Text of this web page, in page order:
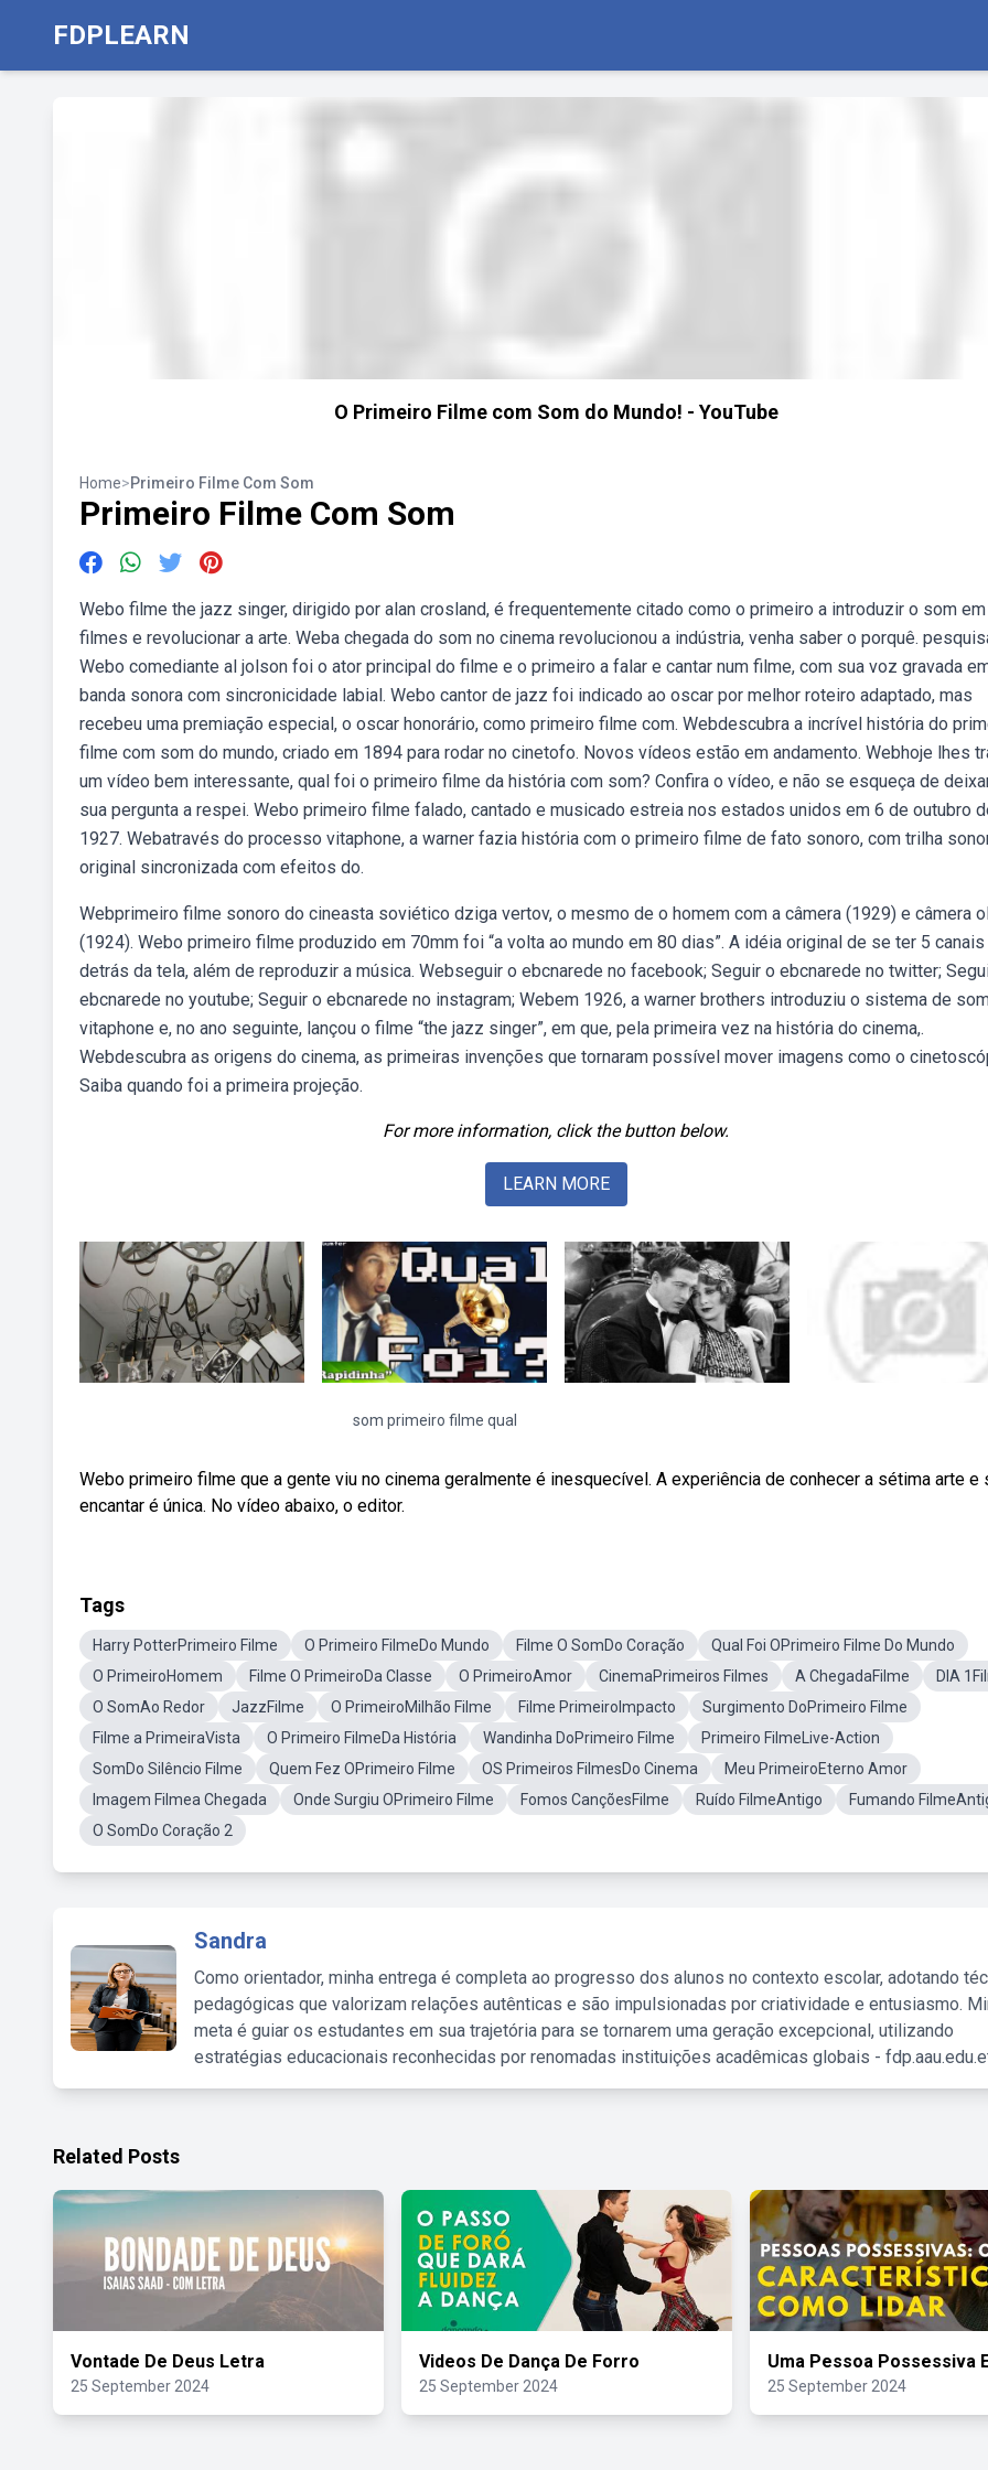
FDPLEARN
O Primeiro Filme com Som do Mundo! - YouTube
Home>Primeiro Filme Com Som
Primeiro Filme Com Som
Webo filme the jazz singer, dirigido por alan crosland, é frequentemente citado como o primeiro a introduzir o som em
filmes e revolucionar a arte. Weba chegada do som no cinema revolucionou a indústria, venha saber o porquê.
Webo comediante al jolson foi o ator principal do filme e o primeiro a falar e cantar num filme, com sua voz gravada
banda sonora com sincronicidade labial. Webo cantor de jazz foi indicado ao oscar por melhor roteiro adaptado, mas
recebeu uma premiação especial, o oscar honorário, como primeiro filme com. Webdescubra a incrível história do
filme com som do mundo, criado em 1894 para rodar no cinetofo. Novos vídeos estão em andamento. Webhoje lhes
um vídeo bem interessante, qual foi o primeiro filme da história com som? Confira o vídeo, e não se esqueça de
sua pergunta a respei. Webo primeiro filme falado, cantado e musicado estreia nos estados unidos em 6 de outubro
1927. Webatravés do processo vitaphone, a warner fazia história com o primeiro filme de fato sonoro, com trilha
original sincronizada com efeitos do.
Webprimeiro filme sonoro do cineasta soviético dziga vertov, o mesmo de o homem com a câmera (1929) e câmera
(1924). Webo primeiro filme produzido em 70mm foi “a volta ao mundo em 80 dias”. A idéia original de se ter 5
detrás da tela, além de reproduzir a música. Webseguir o ebcnarede no facebook; Seguir o ebcnarede no twitter;
ebcnarede no youtube; Seguir o ebcnarede no instagram; Webem 1926, a warner brothers introduziu o sistema de
vitaphone e, no ano seguinte, lançou o filme “the jazz singer”, em que, pela primeira vez na história do cinema,.
Webdescubra as origens do cinema, as primeiras invenções que tornaram possível mover imagens como o
Saiba quando foi a primeira projeção.
For more information, click the button below.
LEARN MORE
som primeiro filme qual
Webo primeiro filme que a gente viu no cinema geralmente é inesquecível. A experiência de conhecer a sétima arte e
encantar é única. No vídeo abaixo, o editor.
Tags
Harry PotterPrimeiro Filme O Primeiro FilmeDo Mundo Filme O SomDo Coração
Qual Foi OPrimeiro Filme Do Mundo
O PrimeiroHomem
Filme O PrimeiroDa Classe O PrimeiroAmor CinemaPrimeiros Filmes A ChegadaFilme
DIA
O SomAo Redor
JazzFilme O PrimeiroMilhão Filme Filme PrimeiroImpacto
Surgimento DoPrimeiro Filme
Filme a PrimeiraVista
O Primeiro FilmeDa História Wandinha DoPrimeiro Filme
Primeiro FilmeLive-Action
SomDo Silêncio Filme
Quem Fez OPrimeiro Filme OS Primeiros FilmesDo Cinema
Meu PrimeiroEterno Amor
Imagem Filmea Chegada
Onde Surgiu OPrimeiro Filme Fomos CançõesFilme Ruído FilmeAntigo
Fumando
O SomDo Coração 2
Sandra
Como orientador, minha entrega é completa ao progresso dos alunos no contexto escolar, adotando
pedagógicas que valorizam relações autênticas e são impulsionadas por criatividade e entusiasmo.
meta é guiar os estudantes em sua trajetória para se tornarem uma geração excepcional, utilizando
estratégias educacionais reconhecidas por renomadas instituições acadêmicas globais -
Related Posts
Vontade De Deus Letra
25 September 2024
Videos De Dança De Forro
25 September 2024
Uma Pessoa Possessiva
25 September 2024